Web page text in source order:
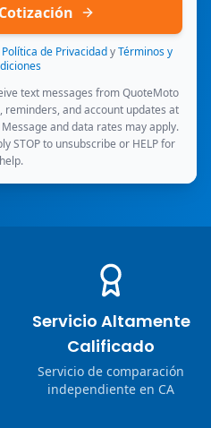
Política de Privacidad y Términos y
text messages from QuoteMoto
and account updates at
and data rates may apply.
STOP to unsubscribe or HELP for
help.
Servicio Altamente
Calificado
Servicio de comparación
independiente en CA